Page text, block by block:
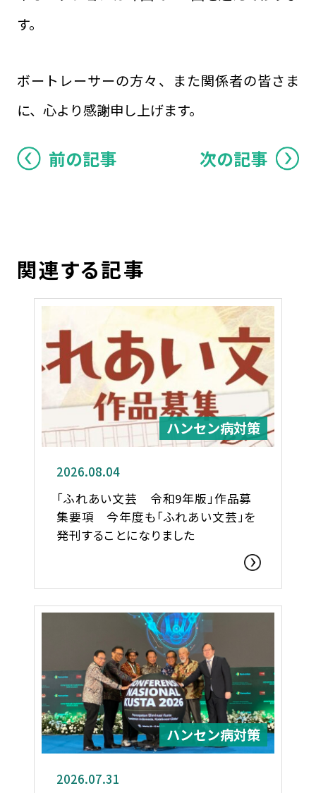
す。
ボートレーサーの方々、また関係者の皆さま
に、心より感謝申し上げます。
前の記事 次の記事
関連する記事
ハンセン病対策
2026.08.04
「ふれあい文芸 令和9年版」作品募
集要項 今年度も「ふれあい文芸」を
発刊することになりました
ハンセン病対策
2026.07.31